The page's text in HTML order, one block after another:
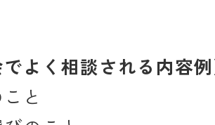
でよく相談される内容
と